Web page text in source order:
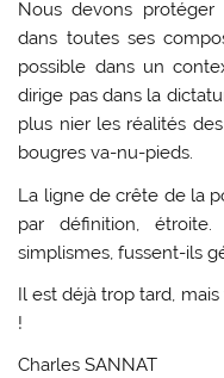
Nous devons
dans toutes ses
possible dans un
dirige pas dans la
plus nier les réalités
bougres va-nu-pieds.
La ligne de crête de la
par définition,
simplismes, fussent-ils
Il est déjà trop tard,
!
Charles SANNAT